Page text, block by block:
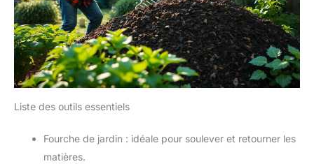
Liste des outils essentiels
Fourche de jardin : idéale pour soulever et retourner les
matières.